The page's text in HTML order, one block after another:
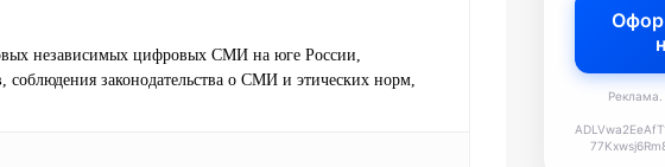
независимых цифровых СМИ на юге России,
законодательства о СМИ и этических норм,